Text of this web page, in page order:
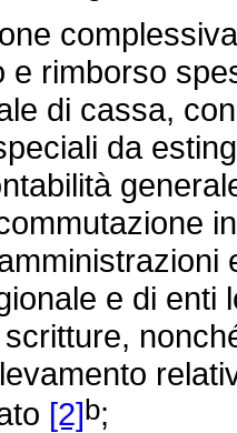
e rimborso
di cassa,
da
e di enti
[2]b;